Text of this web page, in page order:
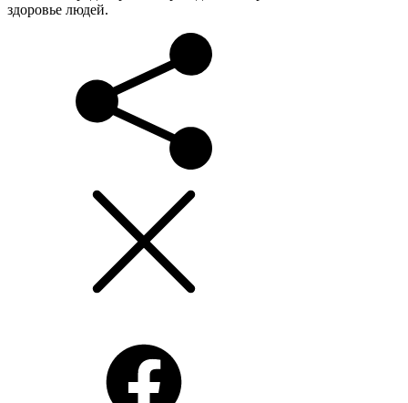
здоровье людей.